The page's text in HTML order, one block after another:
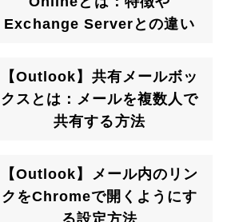
Exchange Serverとの違い
【Outlook】共有メールボッ
クスとは：メールを複数人で
共有する方法
【Outlook】メール内のリン
クをChromeで開くようにす